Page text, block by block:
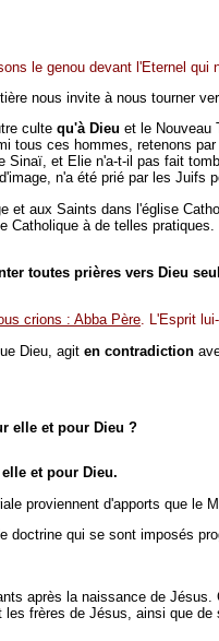
le genou devant l'Eternel qui
nous invite à nous tourner
culte qu'à Dieu et le Nouveau
tous ces hommes, retenons
et Elie n'a-t-il pas fait
n'a été prié par les
aux Saints dans l'église
Catholique à de telles
toutes prières vers Dieu seul
crions : Abba Père. L'Esprit
Dieu, agit en contradiction
elle et pour Dieu ?
et pour Dieu.
proviennent d'apports que le
qui se sont imposés
après la naissance de
frères de Jésus, ainsi que de